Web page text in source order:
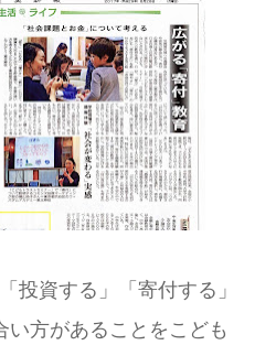
投資する」「寄付する」
い方があることをこども